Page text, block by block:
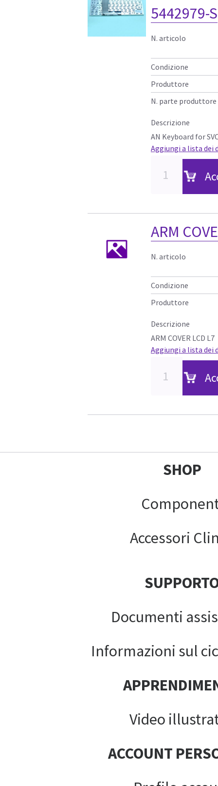
5442979-S
N. articolo
Condizione
Produttore
N. parte produttore
Descrizione
AN Keyboard for
Aggiungi a lista dei
ARM
N. articolo
Condizione
Produttore
Descrizione
ARM COVER LCD L7
Aggiungi a lista dei
SHOP
Accessori
Documenti
Informazioni sul
Video
ACCOUNT